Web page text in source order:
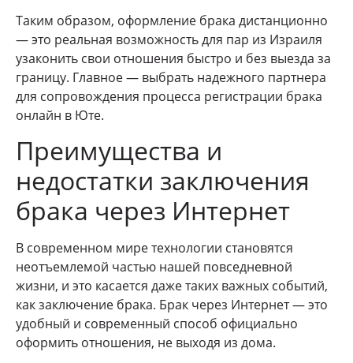
Таким образом, оформление брака дистанционно
— это реальная возможность для пар из Израиля
узаконить свои отношения быстро и без выезда за
границу. Главное — выбрать надежного партнера
для сопровождения процесса регистрации брака
онлайн в Юте.
Преимущества и
недостатки заключения
брака через Интернет
В современном мире технологии становятся
неотъемлемой частью нашей повседневной
жизни, и это касается даже таких важных событий,
как заключение брака. Брак через Интернет — это
удобный и современный способ официально
оформить отношения, не выходя из дома.